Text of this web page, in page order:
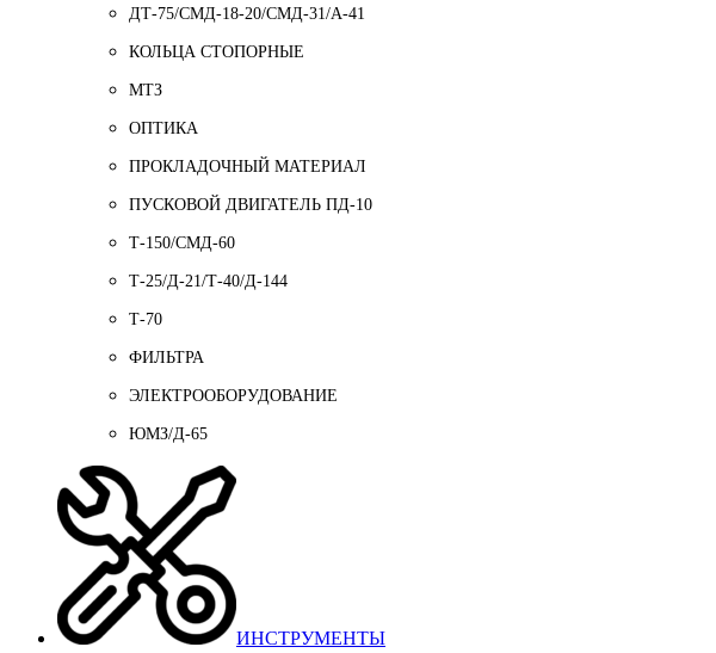
ДТ-75/СМД-18-20/СМД-31/A-41
КОЛЬЦА СТОПОРНЫЕ
МТЗ
ОПТИКА
ПРОКЛАДОЧНЫЙ МАТЕРИАЛ
ПУСКОВОЙ ДВИГАТЕЛЬ ПД-10
Т-150/СМД-60
Т-25/Д-21/Т-40/Д-144
Т-70
ФИЛЬТРА
ЭЛЕКТРООБОРУДОВАНИЕ
ЮМЗ/Д-65
ИНСТРУМЕНТЫ